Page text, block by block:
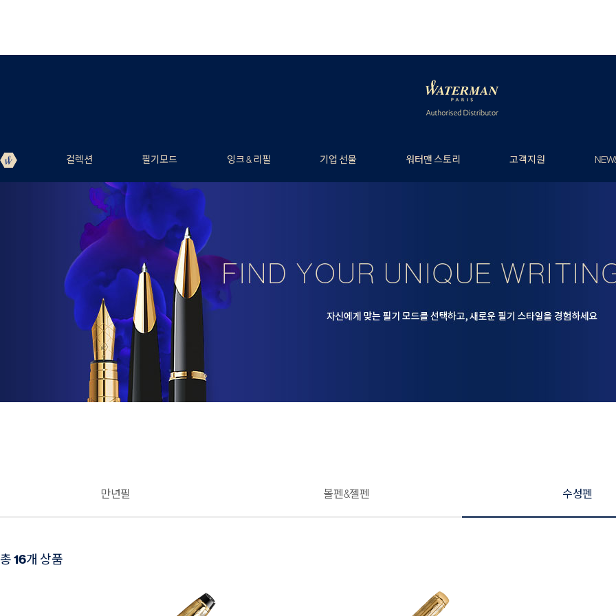
컬렉션 필기모드 잉크 & 리필 기업 선물 워터맨 스토리 고객지원
만년필 볼펜&젤펜 수성펜
총16개 상품